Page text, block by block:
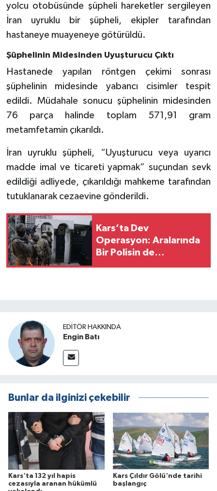
yolcu otobüsünde şüpheli hareketler sergileyen
İran uyruklu bir şüpheli, ekipler tarafından
hastaneye muayeneye götürüldü.
Şüphelinin Midesinden Uyuşturucu Çıktı
Hastanede yapılan röntgen çekimi sonrası
şüphelinin midesinde yabancı cisimler tespit
edildi. Müdahale sonucu şüphelinin midesinden
76 parça halinde toplam 571,91 gram
metamfetamin çıkarıldı.
İran uyruklu şüpheli, “Uyuşturucu veya uyarıcı
madde imal ve ticareti yapmak” suçundan sevk
edildiği adliyede, çıkarıldığı mahkeme tarafından
tutuklanarak cezaevine gönderildi.
Kars’ta Dev
Operasyon: Aralarında
Bir Polisin de
EDITÖR HAKKINDA
Engin Batı
Bunlar da ilginizi çekebilir
Kars'ta 132 yıl hapis
cezasıyla aranan hükümlü
Kars Çıldır Gölü'nde tarihi
başlangıç